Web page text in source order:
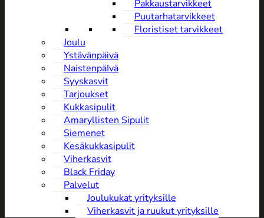
Pakkaustarvikkeet
Puutarhatarvikkeet
Floristiset tarvikkeet
Joulu
Ystävänpäivä
NaistenpäIvä
Syyskasvit
Tarjoukset
Kukkasipulit
Amaryllisten Sipulit
Siemenet
Kesäkukkasipulit
Viherkasvit
Black Friday
Palvelut
Joulukukat yrityksille
Viherkasvit ja ruukut yrityksille